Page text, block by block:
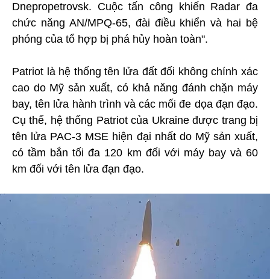
Dnepropetrovsk. Cuộc tấn công khiến Radar đa
chức năng AN/MPQ-65, đài điều khiển và hai bệ
phóng của tổ hợp bị phá hủy hoàn toàn".
Patriot là hệ thống tên lửa đất đối không chính xác
cao do Mỹ sản xuất, có khả năng đánh chặn máy
bay, tên lửa hành trình và các mối đe dọa đạn đạo.
Cụ thể, hệ thống Patriot của Ukraine được trang bị
tên lửa PAC-3 MSE hiện đại nhất do Mỹ sản xuất,
có tầm bắn tối đa 120 km đối với máy bay và 60
km đối với tên lửa đạn đạo.